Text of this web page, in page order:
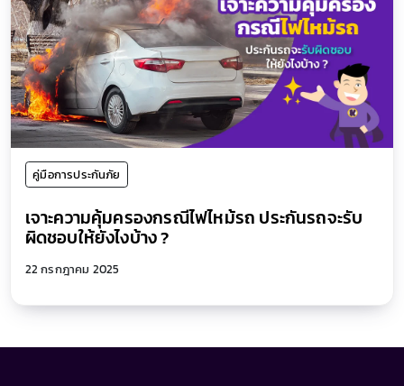
คู่มือการประกันภัย
เจาะความคุ้มครองกรณีไฟไหม้รถ ประกันรถจะรับ
ผิดชอบให้ยังไงบ้าง ?
22 กรกฎาคม 2025